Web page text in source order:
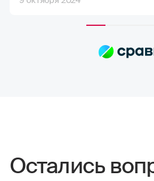
полностью устраивает
договору, и их хватает
Остались